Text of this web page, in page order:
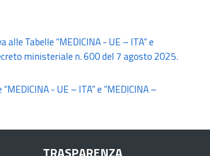
Tabelle “MEDICINA - UE – ITA” e
ministeriale n. 600 del 7 agosto 2025.
- UE – ITA” e “MEDICINA –
TRASPARENZA